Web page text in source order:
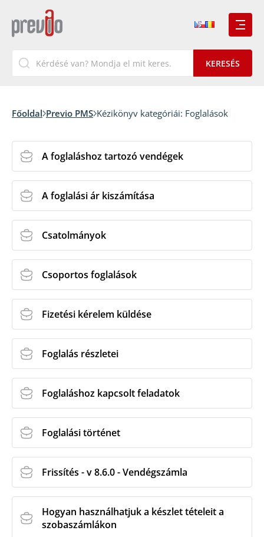
Főoldal Previo PMS Kézikönyv kategóriái: Foglalások
A foglaláshoz tartozó vendégek
A foglalási ár kiszámítása
Csatolmányok
Csoportos foglalások
Fizetési kérelem küldése
Foglalás részletei
Foglaláshoz kapcsolt feladatok
Foglalási történet
Frissítés - v 8.6.0 - Vendégszámla
Hogyan használhatjuk a készlet tételeit a
szobaszámlákon